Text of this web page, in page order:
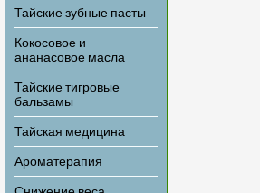
Тайские зубные пасты
Кокосовое и
ананасовое масла
Тайские тигровые
бальзамы
Тайская медицина
Ароматерапия